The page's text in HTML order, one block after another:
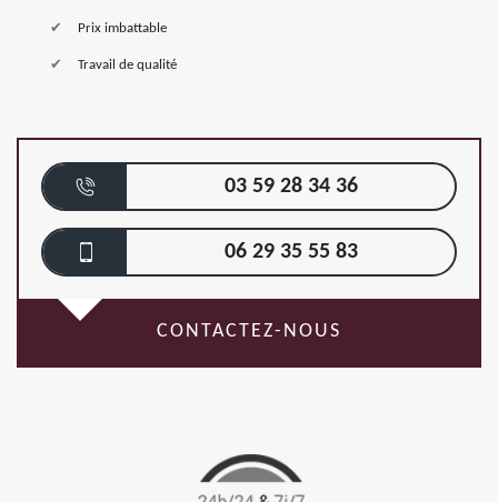
Prix imbattable
Travail de qualité
03 59 28 34 36
06 29 35 55 83
CONTACTEZ-NOUS